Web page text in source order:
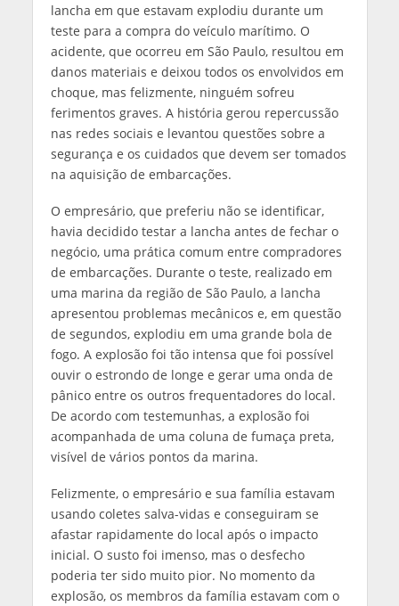
lancha em que estavam explodiu durante um
teste para a compra do veículo marítimo. O
acidente, que ocorreu em São Paulo, resultou em
danos materiais e deixou todos os envolvidos em
choque, mas felizmente, ninguém sofreu
ferimentos graves. A história gerou repercussão
nas redes sociais e levantou questões sobre a
segurança e os cuidados que devem ser tomados
na aquisição de embarcações.
O empresário, que preferiu não se identificar,
havia decidido testar a lancha antes de fechar o
negócio, uma prática comum entre compradores
de embarcações. Durante o teste, realizado em
uma marina da região de São Paulo, a lancha
apresentou problemas mecânicos e, em questão
de segundos, explodiu em uma grande bola de
fogo. A explosão foi tão intensa que foi possível
ouvir o estrondo de longe e gerar uma onda de
pânico entre os outros frequentadores do local.
De acordo com testemunhas, a explosão foi
acompanhada de uma coluna de fumaça preta,
visível de vários pontos da marina.
Felizmente, o empresário e sua família estavam
usando coletes salva-vidas e conseguiram se
afastar rapidamente do local após o impacto
inicial. O susto foi imenso, mas o desfecho
poderia ter sido muito pior. No momento da
explosão, os membros da família estavam com o